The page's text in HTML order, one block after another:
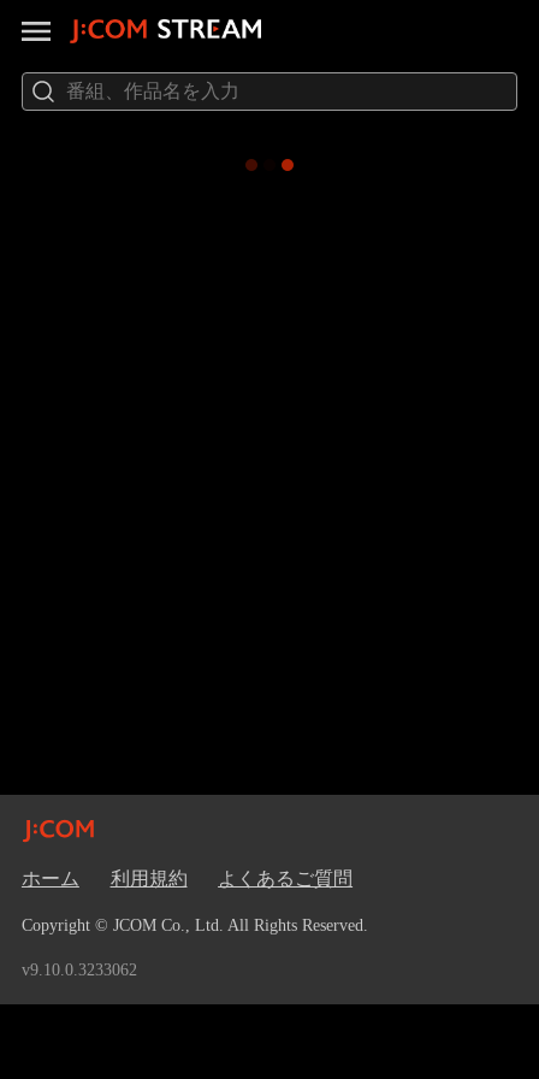
ホーム 利用規約 よくあるご質問
Copyright © JCOM Co., Ltd. All Rights Reserved.
v9.10.0.3233062